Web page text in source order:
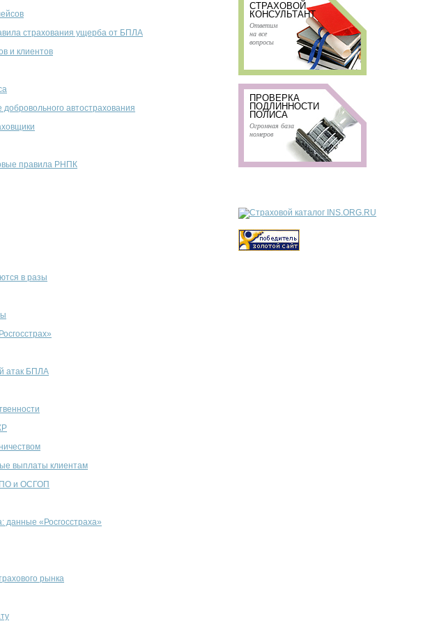
страхования ущерба от БПЛА
и клиентов
автострахования
правила РНПК
в разы
атак БПЛА
выплаты клиентам
и ОСГОП
«Росгосстраха»
рынка
СТРАХОВОЙ
КОНСУЛЬТАНТ
Ответим
на все
вопросы
ПРОВЕРКА
ПОДЛИННОСТИ
ПОЛИСА
Огромная база
номеров